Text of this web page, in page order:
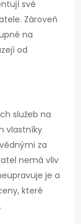
své
Zároveň
na
od
služeb na
vlastníky
za
nemá vliv
je a
které